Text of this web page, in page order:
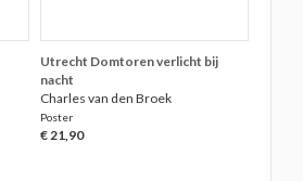
Utrecht Domtoren verlicht bij
nacht
Charles van den Broek
Poster
€ 21,90